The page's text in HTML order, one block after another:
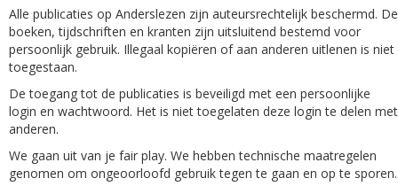
Alle publicaties op Anderslezen zijn auteursrechtelijk beschermd. De
boeken, tijdschriften en kranten zijn uitsluitend bestemd voor
persoonlijk gebruik. Illegaal kopiëren of aan anderen uitlenen is niet
toegestaan.
De toegang tot de publicaties is beveiligd met een persoonlijke
login en wachtwoord. Het is niet toegelaten deze login te delen met
anderen.
We gaan uit van je fair play. We hebben technische maatregelen
genomen om ongeoorloofd gebruik tegen te gaan en op te sporen.